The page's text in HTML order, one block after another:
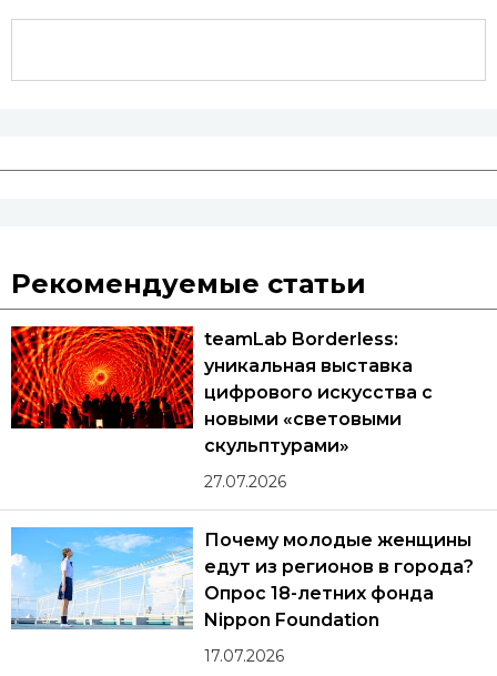
Рекомендуемые статьи
teamLab Borderless:
уникальная выставка
цифрового искусства с
новыми «световыми
скульптурами»
27.07.2026
Почему молодые женщины
едут из регионов в города?
Опрос 18-летних фонда
Nippon Foundation
17.07.2026